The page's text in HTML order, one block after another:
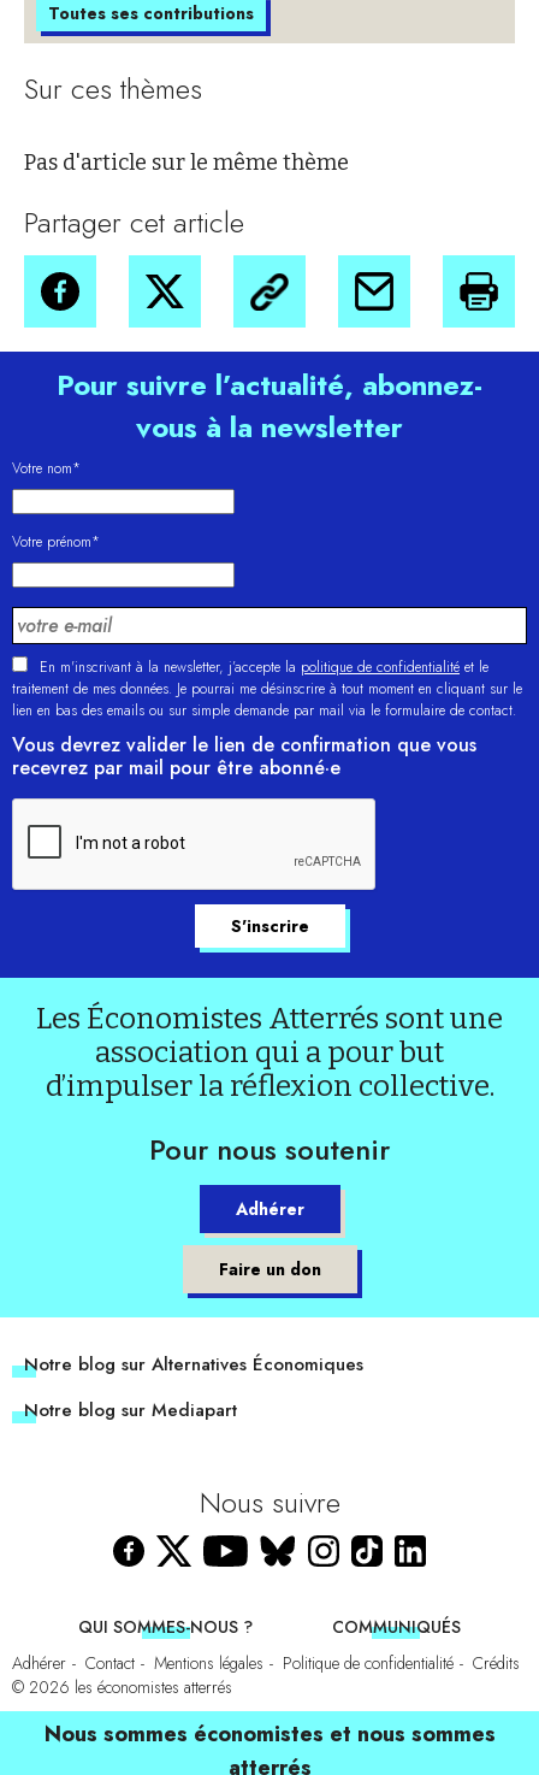
Toutes ses contributions
Sur ces thèmes
Pas d'article sur le même thème
Partager cet article
Pour suivre l’actualité, abonnez-
vous à la newsletter
Votre nom*
Votre prénom*
En m'inscrivant à la newsletter, j’accepte la politique de confidentialité et le
traitement de mes données. Je pourrai me désinscrire à tout moment en cliquant sur le
lien en bas des emails ou sur simple demande par mail via le formulaire de contact.
Vous devrez valider le lien de confirmation que vous
recevrez par mail pour être abonné·e
Les Économistes Atterrés sont une
association qui a pour but
d’impulser la réflexion collective.
Pour nous soutenir
Adhérer
Faire un don
Notre blog sur Alternatives Économiques
Notre blog sur Mediapart
Nous suivre
QUI SOMMES-NOUS ?
COMMUNIQUÉS
Adhérer
Contact Mentions légales Politique de confidentialité
Crédits
© 2026 les économistes atterrés
Nous sommes économistes et nous sommes
atterrés